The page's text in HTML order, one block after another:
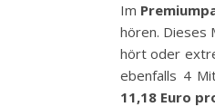
Im
hören. Dieses
hört oder
ebenfalls 4
11,18 Euro